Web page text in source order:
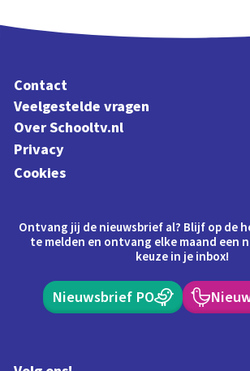
Contact
Veelgestelde vragen
Over Schooltv.nl
Privacy
Cookies
Ontvang jij de nieuwsbrief al? Blijf op de
te melden en ontvang elke maand een
keuze in je inbox!
Nieuwsbrief PO